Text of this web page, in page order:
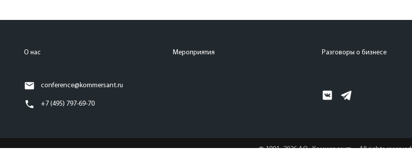
О нас Мероприятия Разговоры о бизнесе
conference@kommersant.ru
+7 (495) 797-69-70
© 1991–2026 АО «Коммерсантъ». All rights reserved